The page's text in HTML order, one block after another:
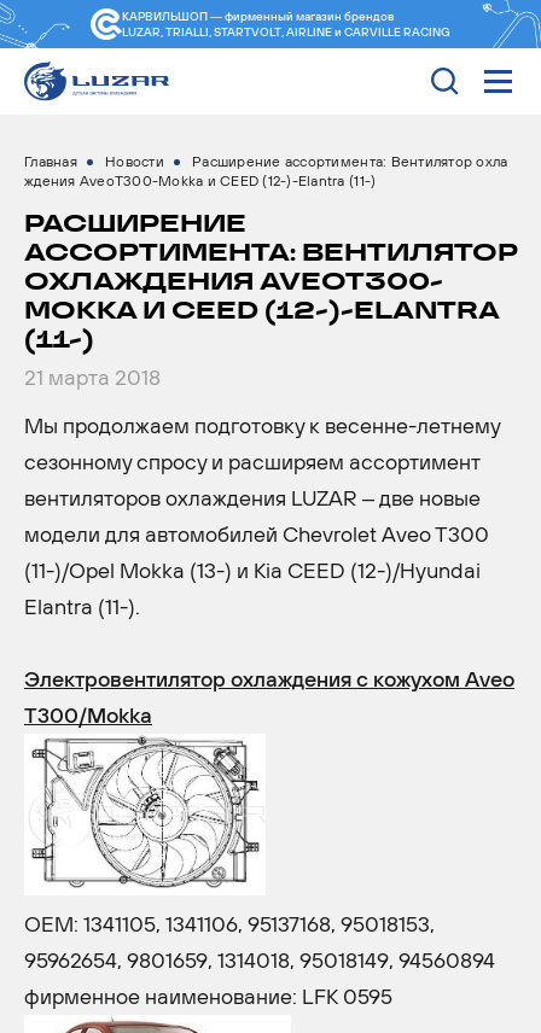
КАРВИЛЬШОП — фирменный магазин брендов
LUZAR, TRIALLI, STARTVOLT, AIRLINE и CARVILLE RACING
Главная Новости
Расширение ассортимента: Вентилятор охла
ждения AveoT300-Mokka и CEED (12-)-Elantra (11-)
РАСШИРЕНИЕ
АССОРТИМЕНТА: ВЕНТИЛЯТОР
ОХЛАЖДЕНИЯ AVEOT300-
MOKKA И CEED (12-)-ELANTRA
(11-)
21 марта 2018
Мы продолжаем подготовку к весенне-летнему
сезонному спросу и расширяем ассортимент
вентиляторов охлаждения LUZAR – две новые
модели для автомобилей Chevrolet Aveo T300
(11-)/Opel Mokka (13-) и Kia CEED (12-)/Hyundai
Elantra (11-).
Электровентилятор охлаждения с кожухом Aveo
T300/Mokka
OEM: 1341105, 1341106, 95137168, 95018153,
95962654, 9801659, 1314018, 95018149, 94560894
фирменное наименование: LFK 0595